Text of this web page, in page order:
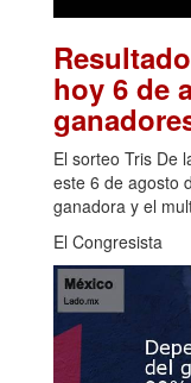
hoy 6 de
El sorteo Tris De
este 6 de agosto
ganadora y el
El Congresista